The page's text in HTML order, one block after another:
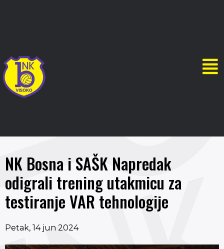
NK Bosna i SAŠK Napredak
odigrali trening utakmicu za
testiranje VAR tehnologije
Petak, 14 jun 2024